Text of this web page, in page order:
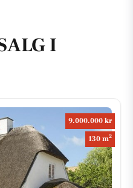
I
9.000.000 kr
130 m2